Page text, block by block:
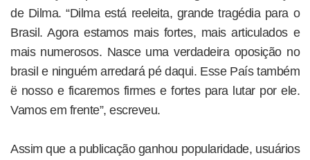
de Dilma. “Dilma está reeleita, grande tragédia para o
Brasil. Agora estamos mais fortes, mais articulados e
mais numerosos. Nasce uma verdadeira oposição no
brasil e ninguém arredará pé daqui. Esse País também
ë nosso e ficaremos firmes e fortes para lutar por ele.
Vamos em frente”, escreveu.
Assim que a publicação ganhou popularidade, usuários